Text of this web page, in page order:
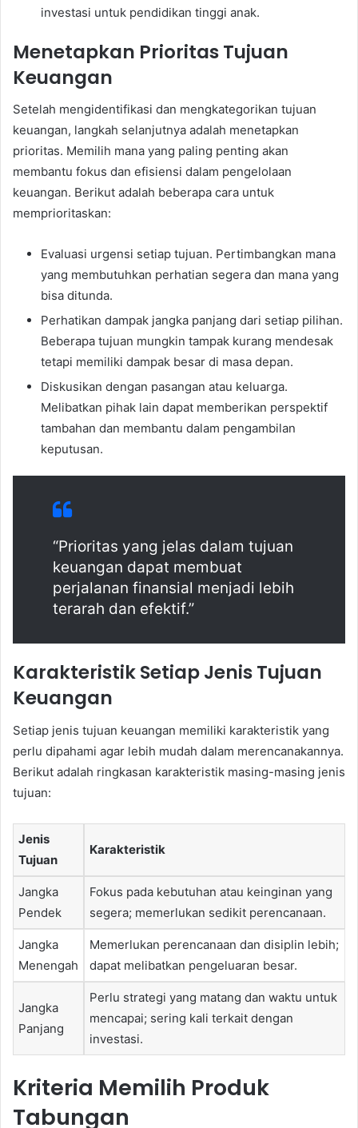
investasi untuk pendidikan tinggi anak.
Menetapkan Prioritas Tujuan
Keuangan
Setelah mengidentifikasi dan mengkategorikan tujuan
keuangan, langkah selanjutnya adalah menetapkan
prioritas. Memilih mana yang paling penting akan
membantu fokus dan efisiensi dalam pengelolaan
keuangan. Berikut adalah beberapa cara untuk
memprioritaskan:
Evaluasi urgensi setiap tujuan. Pertimbangkan mana
yang membutuhkan perhatian segera dan mana yang
bisa ditunda.
Perhatikan dampak jangka panjang dari setiap pilihan.
Beberapa tujuan mungkin tampak kurang mendesak
tetapi memiliki dampak besar di masa depan.
Diskusikan dengan pasangan atau keluarga.
Melibatkan pihak lain dapat memberikan perspektif
tambahan dan membantu dalam pengambilan
keputusan.
“Prioritas yang jelas dalam tujuan
keuangan dapat membuat
perjalanan finansial menjadi lebih
terarah dan efektif.”
Karakteristik Setiap Jenis Tujuan
Keuangan
Setiap jenis tujuan keuangan memiliki karakteristik yang
perlu dipahami agar lebih mudah dalam merencanakannya.
Berikut adalah ringkasan karakteristik masing-masing jenis
tujuan:
Jenis
Tujuan
Karakteristik
Jangka
Pendek
Fokus pada kebutuhan atau keinginan yang
segera; memerlukan sedikit perencanaan.
Jangka
Menengah
Memerlukan perencanaan dan disiplin lebih;
dapat melibatkan pengeluaran besar.
Jangka
Panjang
Perlu strategi yang matang dan waktu untuk
mencapai; sering kali terkait dengan
investasi.
Kriteria Memilih Produk
Tabungan